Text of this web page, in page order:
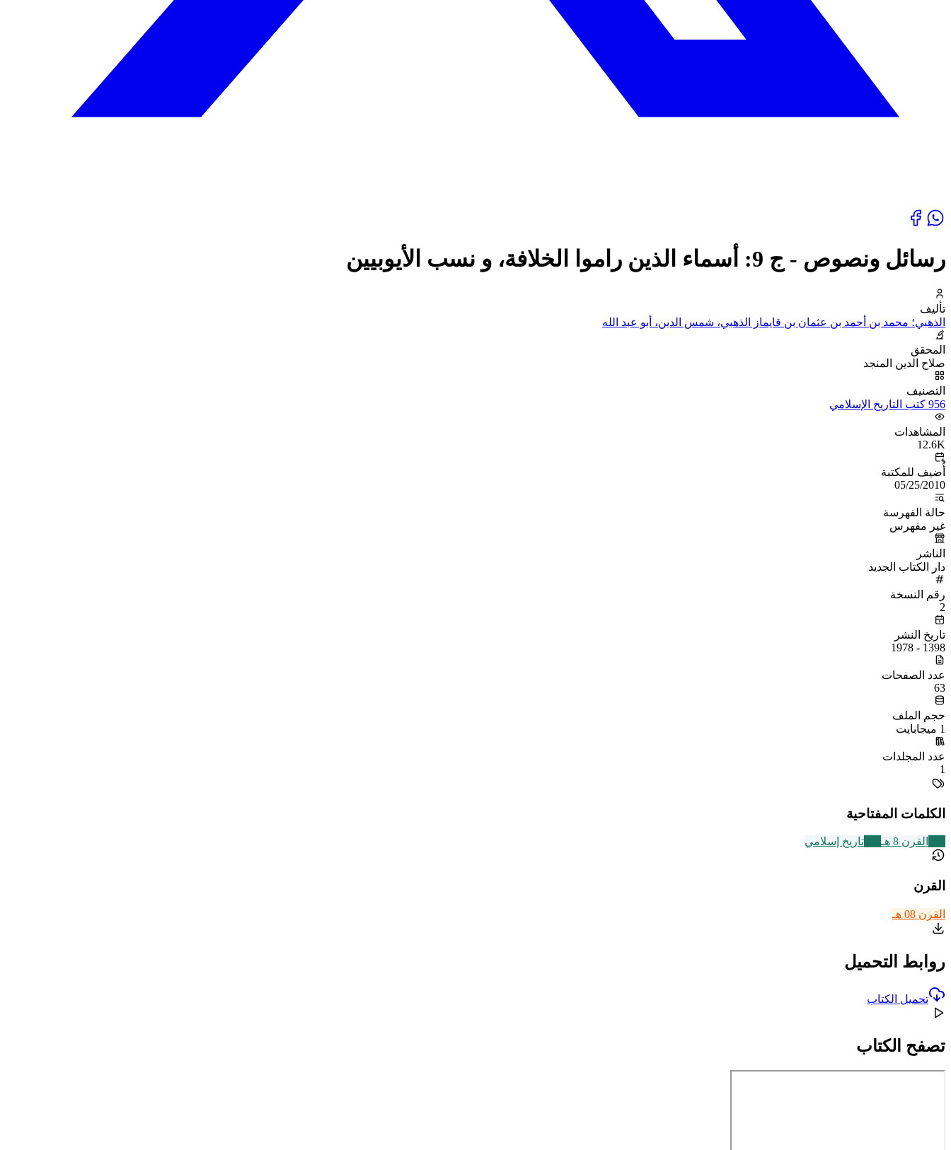
رسائل ونصوص - ج 9: أسماء الذين راموا الخلافة، و نسب الأيوبيين
تأليف
الذهبي؛ محمد بن أحمد بن عثمان بن قايماز الذهبي، شمس الدين، أبو عبد الله
المحقق
صلاح الدين المنجد
التصنيف
956 كتب التاريخ الإسلامي
المشاهدات
12.6K
أُضيف للمكتبة
05/25/2010
حالة الفهرسة
غير مفهرس
الناشر
دار الكتاب الجديد
رقم النسخة
2
تاريخ النشر
1398 - 1978
عدد الصفحات
63
حجم الملف
1 ميجابايت
عدد المجلدات
1
الكلمات المفتاحية
القرن 8 هـ تاريخ إسلامي
القرن
القرن 08 هـ
روابط التحميل
تحميل الكتاب
تصفح الكتاب